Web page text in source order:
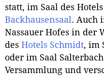
statt, im Saal des Hotels
Backhausensaal. Auch
Nassauer Hofes in der
des Hotels Schmidt, im
oder im Saal
Versammlung und